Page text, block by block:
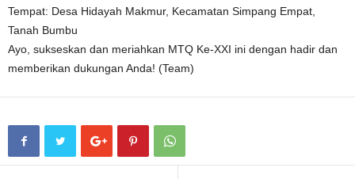
Tempat: Desa Hidayah Makmur, Kecamatan Simpang Empat,
Tanah Bumbu
Ayo, sukseskan dan meriahkan MTQ Ke-XXI ini dengan hadir dan
memberikan dukungan Anda! (Team)